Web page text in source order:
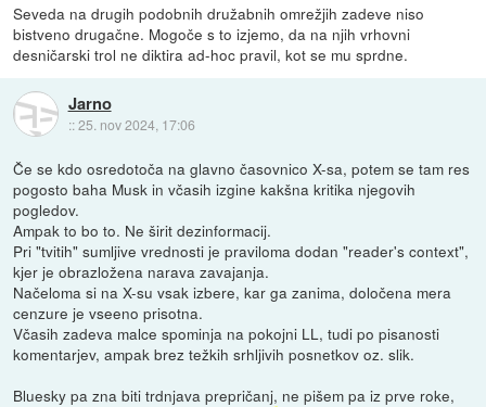
Seveda na drugih podobnih družabnih omrežjih zadeve niso
bistveno drugačne. Mogoče s to izjemo, da na njih vrhovni
desničarski trol ne diktira ad-hoc pravil, kot se mu sprdne.
Jarno
::25. nov 2024, 17:06
Če se kdo osredotoča na glavno časovnico X-sa, potem se tam res
pogosto baha Musk in včasih izgine kakšna kritika njegovih
pogledov.
Ampak to bo to. Ne širit dezinformacij.
Pri "tvitih" sumljive vrednosti je praviloma dodan "reader's context",
kjer je obrazložena narava zavajanja.
Načeloma si na X-su vsak izbere, kar ga zanima, določena mera
cenzure je vseeno prisotna.
Včasih zadeva malce spominja na pokojni LL, tudi po pisanosti
komentarjev, ampak brez težkih srhljivih posnetkov oz. slik.
Bluesky pa zna biti trdnjava prepričanj, ne pišem pa iz prve roke,